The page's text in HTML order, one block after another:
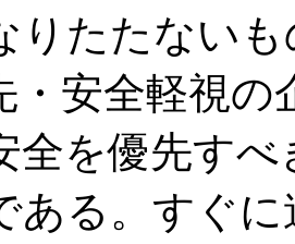
りたたない
・安全軽視
全を優先す
ある。すぐ